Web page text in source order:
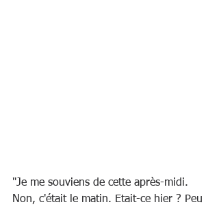
"Je me souviens de cette après-midi.
Non, c'était le matin. Etait-ce hier ? Peu